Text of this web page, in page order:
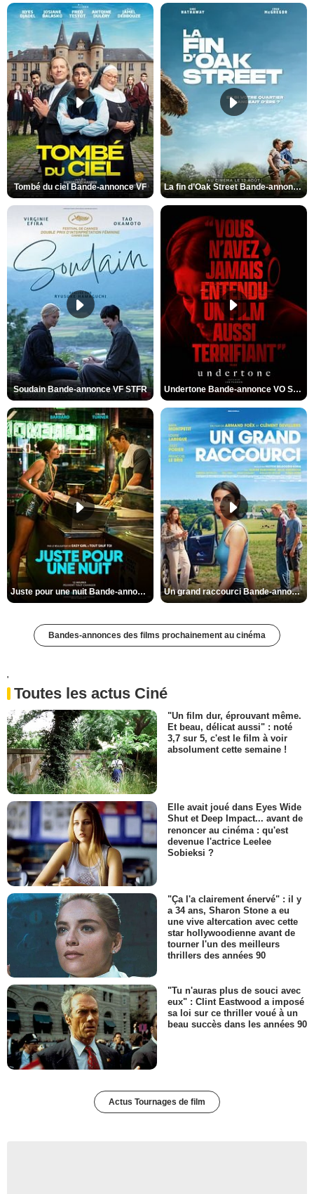
Tombé du ciel Bande-annonce VF La fin d’Oak Street Bande-annonce VO STFR
Soudain Bande-annonce VF STFR Undertone Bande-annonce VO STFR
Juste pour une nuit Bande-annonce VO STFR Un grand raccourci Bande-annonce VF
Bandes-annonces des films prochainement au cinéma
'
Toutes les actus Ciné
"Un film dur, éprouvant même.
Et beau, délicat aussi" : noté
3,7 sur 5, c'est le film à voir
absolument cette semaine !
Elle avait joué dans Eyes Wide
Shut et Deep Impact... avant de
renoncer au cinéma : qu'est
devenue l'actrice Leelee
Sobieksi ?
"Ça l'a clairement énervé" : il y
a 34 ans, Sharon Stone a eu
une vive altercation avec cette
star hollywoodienne avant de
tourner l'un des meilleurs
thrillers des années 90
"Tu n'auras plus de souci avec
eux" : Clint Eastwood a imposé
sa loi sur ce thriller voué à un
beau succès dans les années 90
Actus Tournages de film